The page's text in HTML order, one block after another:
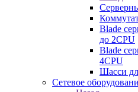
Blade
до 2CPU
Blade
4CPU
Шасси
Сетевое